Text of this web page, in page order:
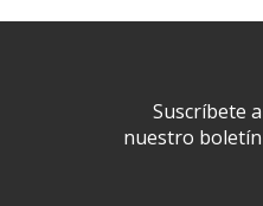
Suscríbete a
nuestro boletín